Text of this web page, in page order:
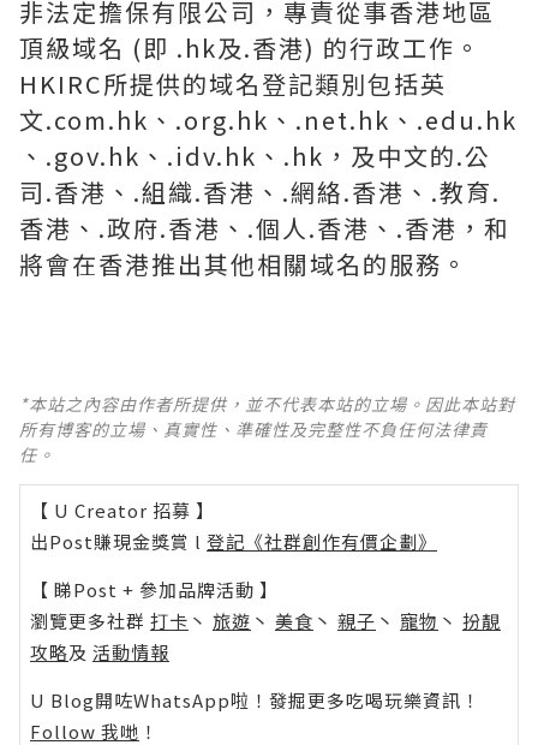
非法定擔保有限公司，專責從事香港地區
頂級域名 (即 .hk及.香港) 的行政工作。
HKIRC所提供的域名登記類別包括英
文.com.hk、.org.hk、.net.hk、.edu.hk
、.gov.hk、.idv.hk、.hk，及中文的.公
司.香港、.組織.香港、.網絡.香港、.教育.
香港、.政府.香港、.個人.香港、.香港，和
將會在香港推出其他相關域名的服務。
*本站之內容由作者所提供，並不代表本站的立場。因此本站對
所有博客的立場、真實性、準確性及完整性不負任何法律責
任。
【 U Creator 招募 】
出Post賺現金獎賞 l 登記《社群創作有價企劃》
【 睇Post + 參加品牌活動 】
瀏覽更多社群 打卡 丶 旅遊 丶 美食 丶 親子 丶 寵物 丶 扮靚
攻略及 活動情報
U Blog開咗WhatsApp啦！發掘更多吃喝玩樂資訊！
Follow 我哋 ！